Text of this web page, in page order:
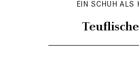
EIN SCHUH ALS